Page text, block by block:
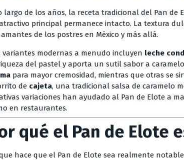
largo de los años, la receta tradicional del Pan de
principal permanece intacto. La textura
de los postres en México y más allá.
variantes modernas a menudo incluyen leche
del pastel y aporta un sutil sabor a
para mayor cremosidad, mientras que otras se
de cajeta, una tradicional salsa de caramelo
variaciones han ayudado al Pan de Elote a
en restaurantes.
qué el Pan de Elote
hace que el Pan de Elote sea realmente